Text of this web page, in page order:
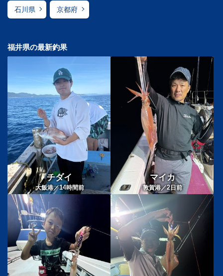
石川県 京都府
福井県の最新釣果
チダイ
大飯港／14時間前
マイカ
敦賀港／2 日前